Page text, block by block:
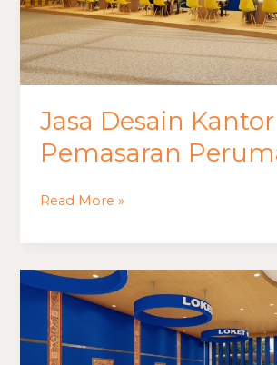
Jasa Desain Kantor
Pemasaran
Read More »
Jasa
Desain
Kantor
Pemasaran